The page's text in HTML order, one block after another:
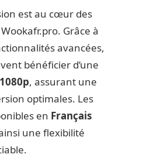
est au cœur des
Grâce à
avancées,
bénéficier d’une
, assurant une
optimales. Les
en Français
une flexibilité